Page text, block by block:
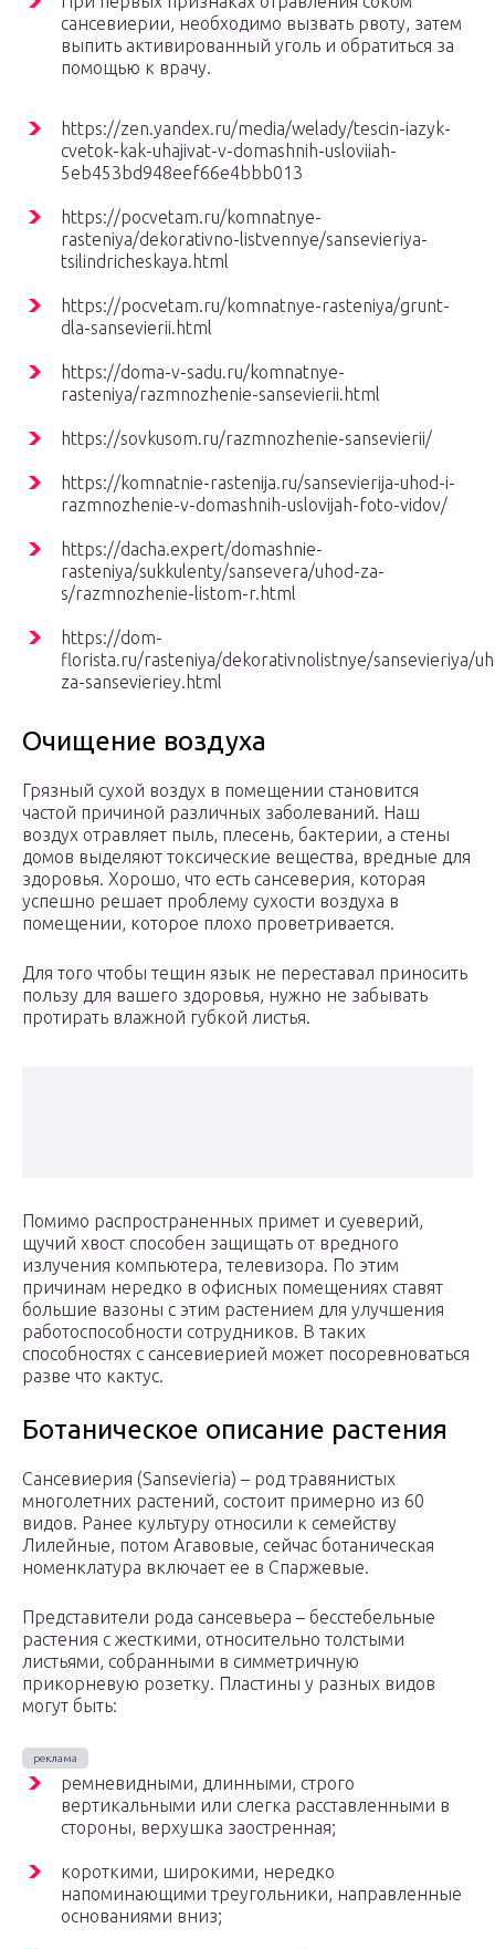
сансевиерии, необходимо вызвать рвоту, затем
выпить активированный уголь и обратиться за
помощью к врачу.
https://zen.yandex.ru/media/welady/tescin-iazyk-
cvetok-kak-uhajivat-v-domashnih-usloviiah-
5eb453bd948eef66e4bbb013
https://pocvetam.ru/komnatnye-
rasteniya/dekorativno-listvennye/sansevieriya-
tsilindricheskaya.html
https://pocvetam.ru/komnatnye-rasteniya/grunt-
dla-sansevierii.html
https://doma-v-sadu.ru/komnatnye-
rasteniya/razmnozhenie-sansevierii.html
https://sovkusom.ru/razmnozhenie-sansevierii/
https://komnatnie-rastenija.ru/sansevierija-uhod-i-
razmnozhenie-v-domashnih-uslovijah-foto-vidov/
https://dacha.expert/domashnie-
rasteniya/sukkulenty/sansevera/uhod-za-
s/razmnozhenie-listom-r.html
https://dom-
florista.ru/rasteniya/dekorativnolistnye/sansevieriya/
za-sansevieriey.html
Очищение воздуха
Грязный сухой воздух в помещении становится
частой причиной различных заболеваний. Наш
воздух отравляет пыль, плесень, бактерии, а стены
домов выделяют токсические вещества, вредные для
здоровья. Хорошо, что есть сансеверия, которая
успешно решает проблему сухости воздуха в
помещении, которое плохо проветривается.
Для того чтобы тещин язык не переставал приносить
пользу для вашего здоровья, нужно не забывать
протирать влажной губкой листья.
Помимо распространенных примет и суеверий,
щучий хвост способен защищать от вредного
излучения компьютера, телевизора. По этим
причинам нередко в офисных помещениях ставят
большие вазоны с этим растением для улучшения
работоспособности сотрудников. В таких
способностях с сансевиерией может посоревноваться
разве что кактус.
Ботаническое описание растения
Сансевиерия (Sansevieria) – род травянистых
многолетних растений, состоит примерно из 60
видов. Ранее культуру относили к семейству
Лилейные, потом Агавовые, сейчас ботаническая
номенклатура включает ее в Спаржевые.
Представители рода сансевьера – бесстебельные
растения с жесткими, относительно толстыми
листьями, собранными в симметричную
прикорневую розетку. Пластины у разных видов
могут быть:
ремневидными, длинными, строго
вертикальными или слегка расставленными в
стороны, верхушка заостренная;
короткими, широкими, нередко
напоминающими треугольники, направленные
основаниями вниз;